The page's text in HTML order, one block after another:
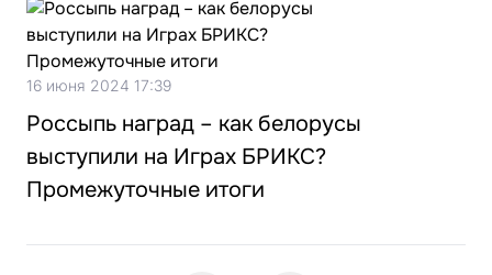
16 июня 2024 17:39
Россыпь наград – как белорусы
выступили на Играх БРИКС?
Промежуточные итоги